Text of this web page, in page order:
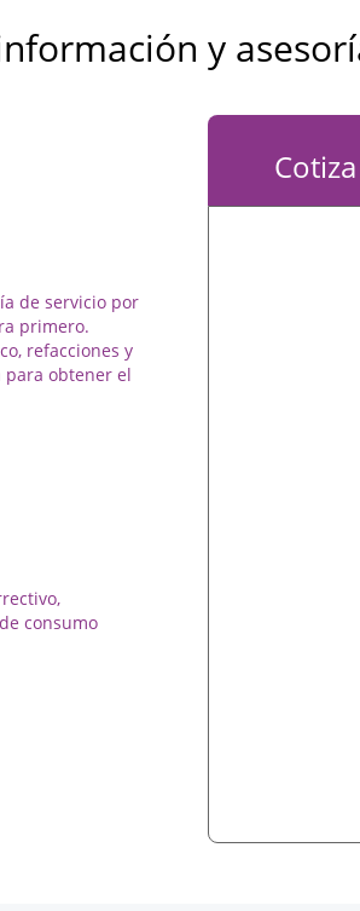
y
de servicio por
primero.
refacciones y
para obtener el
consumo